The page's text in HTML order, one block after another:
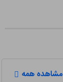
مشاهده همه